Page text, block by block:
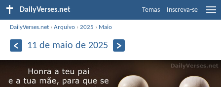
DailyVerses.net Temas Inscreva-se
DailyVerses.net ›Arquivo ›2025 › Maio
11 de maio de 2025